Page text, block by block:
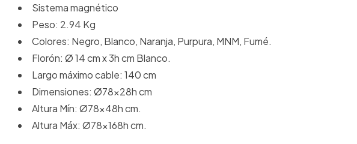
Sistema magnético
Peso: 2.94 Kg
Colores: Negro, Blanco, Naranja, Purpura, MNM, Fumé.
Florón: Ø 14 cm x 3h cm Blanco.
Largo máximo cable: 140 cm
Dimensiones: Ø78x28h cm
Altura Mín: Ø78x48h cm.
Altura Máx: Ø78x168h cm.